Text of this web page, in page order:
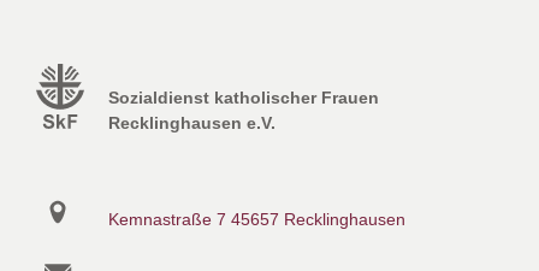
Sozialdienst katholischer Frauen
Recklinghausen e.V.
Kemnastraße 7 45657 Recklinghausen